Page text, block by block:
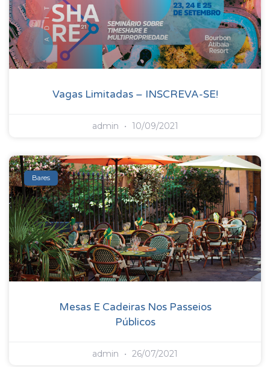
Vagas Limitadas – INSCREVA-SE!
admin 10/09/2021
Bares
Mesas E Cadeiras Nos Passeios
Públicos
admin 26/07/2021